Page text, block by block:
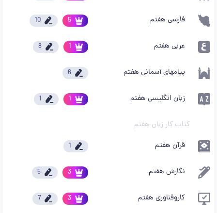
فارسی هفتم 5
10
عربی هفتم 1
8
پیامهای آسمانی هفتم 6
زبان انگلیسی هفتم 1
1
کتاب کار زبان هفتم
قرآن هفتم
1
نگارش هفتم 3
5
کاروفناوری هفتم 3
7